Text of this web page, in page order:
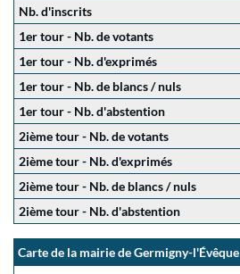
Nb. d'inscrits
1er tour - Nb. de votants
1er tour - Nb. d'exprimés
1er tour - Nb. de blancs / nuls
1er tour - Nb. d'abstention
2ième tour - Nb. de votants
2ième tour - Nb. d'exprimés
2ième tour - Nb. de blancs / nuls
2ième tour - Nb. d'abstention
Carte de la mairie de Germigny-l'Évêque